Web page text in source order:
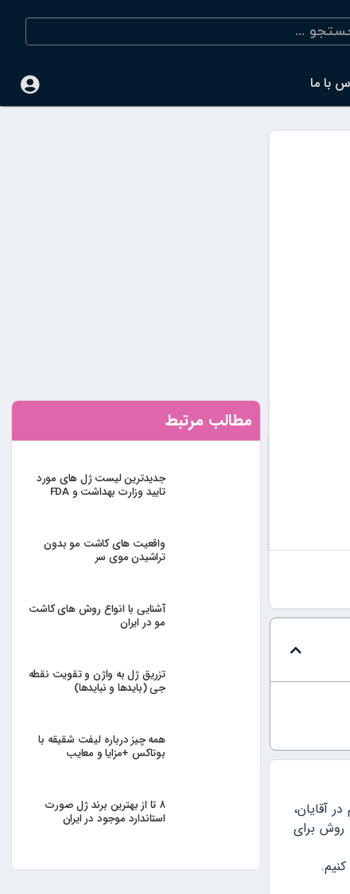
با ما
آقایان،
روش برای
مطالب مرتبط
جدیدترین لیست ژل های مورد
تایید وزارت بهداشت و FDA
واقعیت های کاشت مو بدون
تراشیدن موی سر
آشنایی با انواع روش های کاشت
مو در ایران
تزریق ژل به واژن و تقویت نقطه
جی (بایدها و نبایدها)
همه چیز درباره لیفت شقیقه با
بوتاکس +مزایا و معایب
۸ تا از بهترین برند ژل صورت
استاندارد موجود در ایران